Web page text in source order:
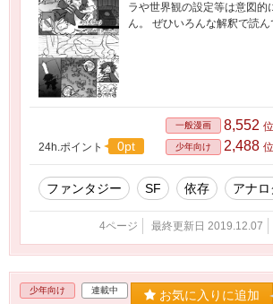
ラや世界観の設定等は意図的
ん。 ぜひいろんな解釈で読ん
24h.ポイント 0pt
一般漫画 8,552
少年向け 2,488
ファンタジー SF 依存 アナロ
4ページ 最終更新日 2019.12.07
少年向け 連載中 お気に入りに追加